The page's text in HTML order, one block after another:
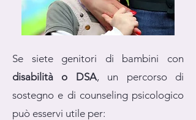
Se siete genitori di bambini con
disabilità o
DSA, un percorso di
sostegno e di counseling psicologico
può esservi utile per: